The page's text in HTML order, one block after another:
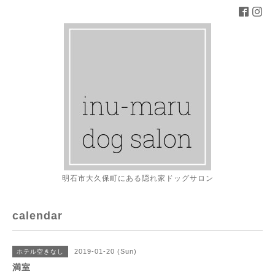
明石市大久保町にある隠れ家ドッグサロン
calendar
ホテル空きなし 2019-01-20 (Sun)
満室